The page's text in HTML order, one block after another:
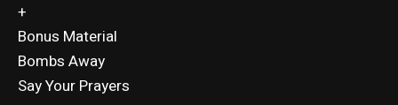
+
Bonus Material
Bombs Away
Say Your Prayers